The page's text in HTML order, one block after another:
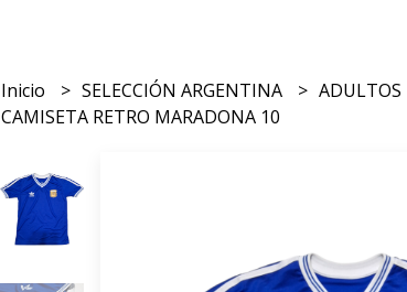
Inicio SELECCIÓN ARGENTINA
ADULTOS
CAMISETA RETRO MARADONA 10